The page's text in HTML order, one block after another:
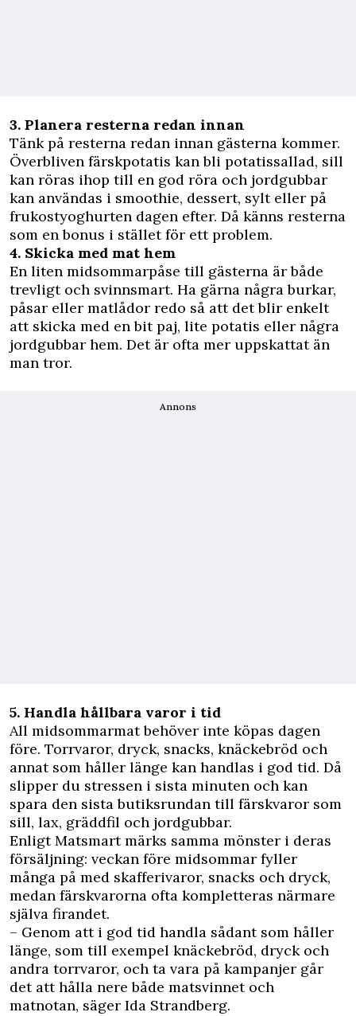
3. Planera resterna redan innan
Tänk på resterna redan innan gästerna kommer.
Överbliven färskpotatis kan bli potatissallad, sill
kan röras ihop till en god röra och jordgubbar
kan användas i smoothie, dessert, sylt eller på
frukostyoghurten dagen efter. Då känns resterna
som en bonus i stället för ett problem.
4. Skicka med mat hem
En liten midsommarpåse till gästerna är både
trevligt och svinnsmart. Ha gärna några burkar,
påsar eller matlådor redo så att det blir enkelt
att skicka med en bit paj, lite potatis eller några
jordgubbar hem. Det är ofta mer uppskattat än
man tror.
Annons
5. Handla hållbara varor i tid
All midsommarmat behöver inte köpas dagen
före. Torrvaror, dryck, snacks, knäckebröd och
annat som håller länge kan handlas i god tid. Då
slipper du stressen i sista minuten och kan
spara den sista butiksrundan till färskvaror som
sill, lax, gräddfil och jordgubbar.
Enligt Matsmart märks samma mönster i deras
försäljning: veckan före midsommar fyller
många på med skafferivaror, snacks och dryck,
medan färskvarorna ofta kompletteras närmare
själva firandet.
– Genom att i god tid handla sådant som håller
länge, som till exempel knäckebröd, dryck och
andra torrvaror, och ta vara på kampanjer går
det att hålla nere både matsvinnet och
matnotan, säger Ida Strandberg.